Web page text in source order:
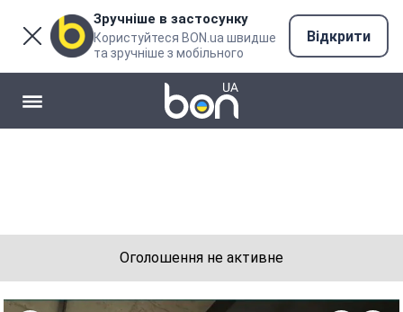
Зручніше в застосунку
Користуйтеся BON.ua швидше
та зручніше з мобільного
Відкрити
Оголошення не активне